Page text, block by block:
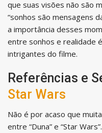
que suas visões não são
“sonhos são mensagens
a importância desses
entre sonhos e realidade
intrigantes do filme.
Referências e
Star Wars
Não é por acaso que
entre “Duna” e “Star